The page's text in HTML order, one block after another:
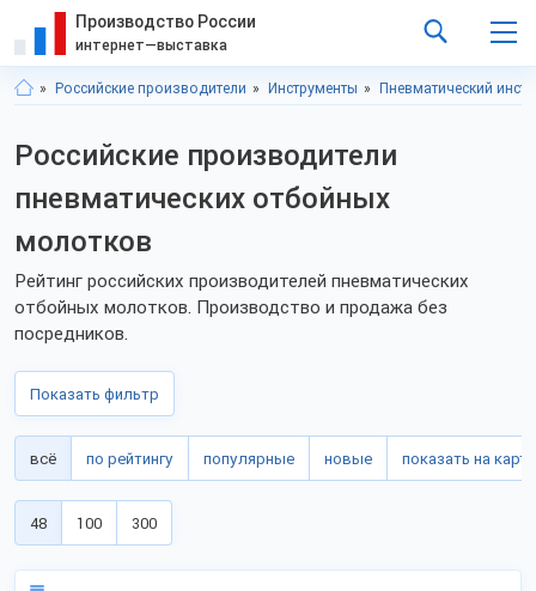
Производство России
интернет—выставка
Российские производители Инструменты Пневматический
Российские производители
пневматических отбойных
молотков
Рейтинг российских производителей пневматических
отбойных молотков. Производство и продажа без
посредников.
Показать фильтр
всё по рейтингу популярные новые показать на карте
48 100 300